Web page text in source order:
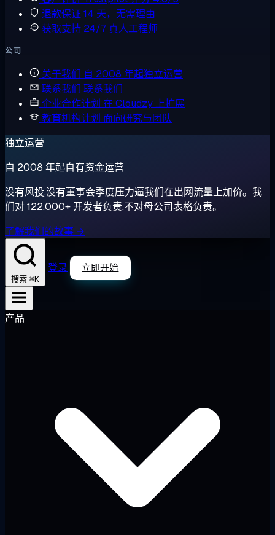
退款保证 14 天，无需理由
获取支持 24/7 真人工程师
公司
关于我们 自 2008 年起独立运营
联系我们 联系我们
企业合作计划 在 Cloudzy 上扩展
教育机构计划 面向研究与团队
独立运营
自 2008 年起自有资金运营
没有风投,没有董事会季度压力逼我们在出网流量上加价。我
们对 122,000+ 开发者负责,不对母公司表格负责。
了解我们的故事 →
搜索 ⌘K
登录 立即开始
产品